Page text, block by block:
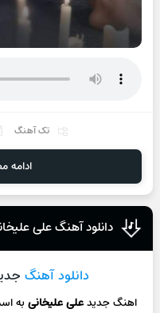
تک آهنگ
ادامه
دانلود آهنگ علی
دانلود آهنگ
اهنگ جدیدعلی علیخانیبه